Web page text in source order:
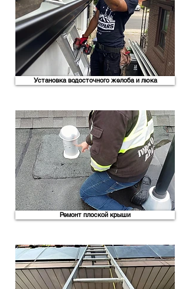
Установка водосточного желоба и люка
Ремонт плоской крыши